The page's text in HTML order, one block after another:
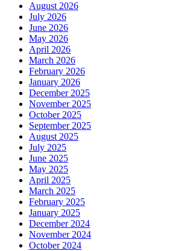
August 2026
July 2026
June 2026
May 2026
April 2026
March 2026
February 2026
January 2026
December 2025
November 2025
October 2025
September 2025
August 2025
July 2025
June 2025
May 2025
April 2025
March 2025
February 2025
January 2025
December 2024
November 2024
October 2024